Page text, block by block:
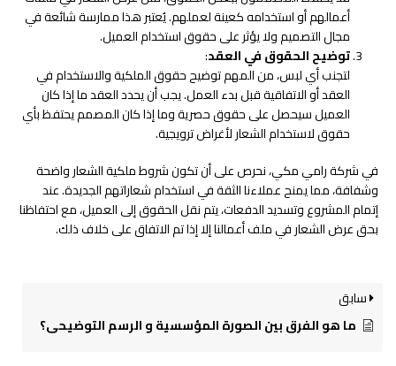
أعمالهم أو استخدامه كعينة لعملهم. يُعتبر هذا ممارسة شائعة في
مجال التصميم ولا يؤثر على حقوق استخدام العميل.
توضيح الحقوق في العقد:
لتجنب أي لبس، من المهم توضيح حقوق الملكية والاستخدام في
العقد أو الاتفاقية قبل بدء العمل. يجب أن يحدد العقد ما إذا كان
العميل سيحصل على حقوق حصرية وما إذا كان المصمم يحتفظ بأي
حقوق لاستخدام الشعار لأغراض ترويجية.
في شركة رامي مكي، نحرص على أن تكون شروط ملكية الشعار واضحة
وشفافة، مما يمنح عملاءنا الثقة في استخدام شعاراتهم الجديدة. عند
إتمام المشروع وتسديد الدفعات، يتم نقل الحقوق إلى العميل، مع احتفاظنا
بحق عرض الشعار في ملف أعمالنا إلا إذا تم الاتفاق على خلاف ذلك.
سابق
ما هو الفرق بين الصورة المؤسسية و الرسم التوضيحي؟